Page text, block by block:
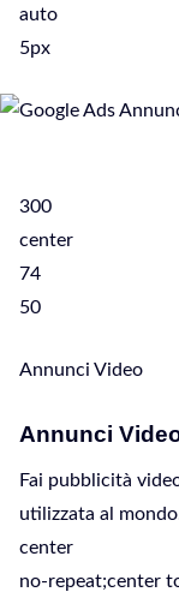
auto
5px
300
center
74
50
Annunci Video
Annunci
Fai pubblicità
utilizzata al
center
no-repeat;center